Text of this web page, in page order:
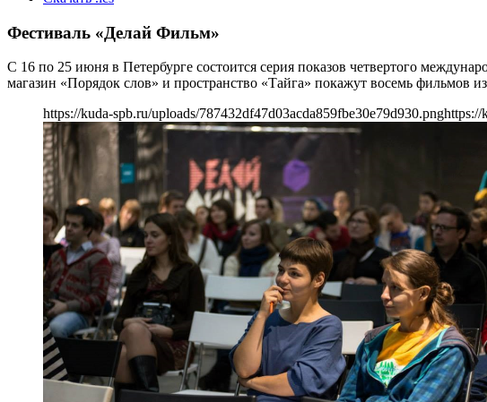
Фестиваль «Делай Фильм»
С 16 по 25 июня в Петербурге состоится серия показов четвертого
магазин «Порядок слов» и пространство «Тайга» покажут восемь фильмов
https://kuda-spb.ru/uploads/787432df47d03acda859fbe30e79d930.pnghttps://